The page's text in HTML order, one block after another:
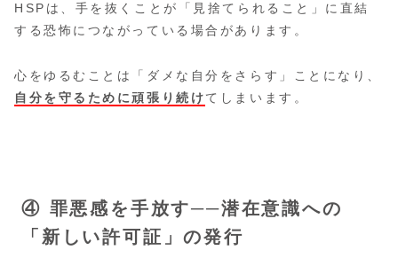
HSPは、手を抜くことが「見捨てられること」に直結
する恐怖につながっている場合があります。
心をゆるむことは「ダメな自分をさらす」ことになり、
自分を守るために頑張り続けてしまいます。
④ 罪悪感を手放す──潜在意識への
「新しい許可証」の発行